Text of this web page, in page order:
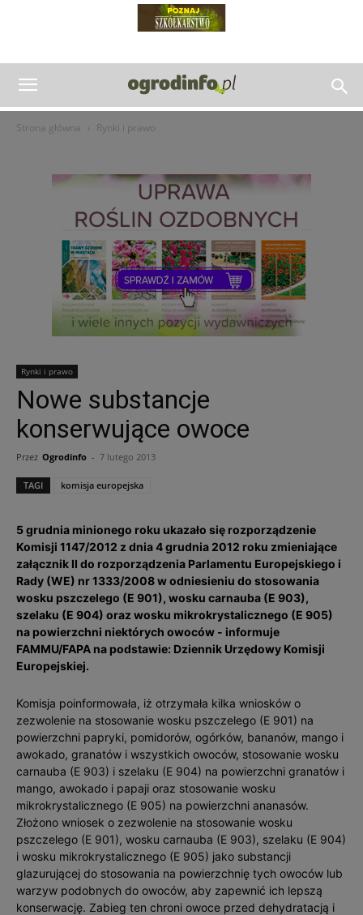
Strona główna Rynki i prawo
Rynki i prawo
Nowe substancje
konserwujące owoce
Przez Ogrodinfo - 7 lutego 2013
TAGI komisja europejska
5 grudnia minionego roku ukazało się rozporządzenie
Komisji 1147/2012 z dnia 4 grudnia 2012 roku zmieniające
załącznik II do rozporządzenia Parlamentu Europejskiego i
Rady (WE) nr 1333/2008 w odniesieniu do stosowania
wosku pszczelego (E 901), wosku carnauba (E 903),
szelaku (E 904) oraz wosku mikrokrystalicznego (E 905)
na powierzchni niektórych owoców - informuje
FAMMU/FAPA na podstawie: Dziennik Urzędowy Komisji
Europejskiej.
Komisja poinformowała, iż otrzymała kilka wniosków o
zezwolenie na stosowanie wosku pszczelego (E 901) na
powierzchni papryki, pomidorów, ogórków, bananów, mango i
awokado, granatów i wszystkich owoców, stosowanie wosku
carnauba (E 903) i szelaku (E 904) na powierzchni granatów i
mango, awokado i papaji oraz stosowanie wosku
mikrokrystalicznego (E 905) na powierzchni ananasów.
Złożono wniosek o zezwolenie na stosowanie wosku
pszczelego (E 901), wosku carnauba (E 903), szelaku (E 904)
i wosku mikrokrystalicznego (E 905) jako substancji
glazurującej do stosowania na powierzchnię tych owoców lub
warzyw podobnych do owoców, aby zapewnić ich lepszą
konserwację. Zabieg ten chroni owoce przed dehydratacją i